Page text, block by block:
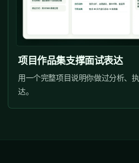
项目作品集支撑面试表达
用一个完整项目说明你做过分析、
达。